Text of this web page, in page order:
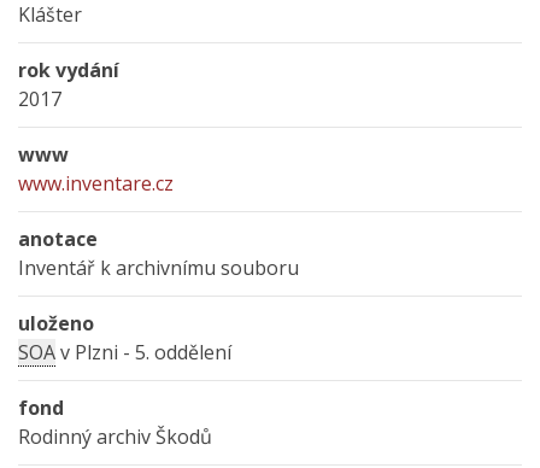
Klášter
rok vydání
2017
www
www.inventare.cz
anotace
Inventář k archivnímu souboru
uloženo
SOAv Plzni - 5. oddělení
fond
Rodinný archiv Škodů